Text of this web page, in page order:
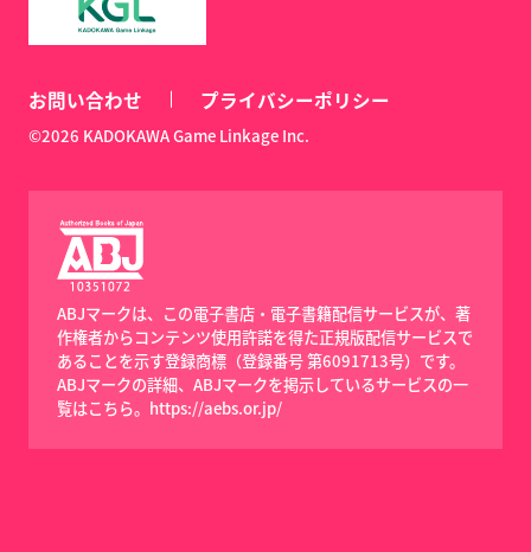
お問い合わせ プライバシーポリシー
©2026 KADOKAWA Game Linkage Inc.
ABJマークは、この電子書店・電子書籍配信サービスが、著
作権者からコンテンツ使用許諾を得た正規版配信サービスで
あることを示す登録商標（登録番号 第6091713号）です。
ABJマークの詳細、ABJマークを掲示しているサービスの一
覧はこちら。 https://aebs.or.jp/